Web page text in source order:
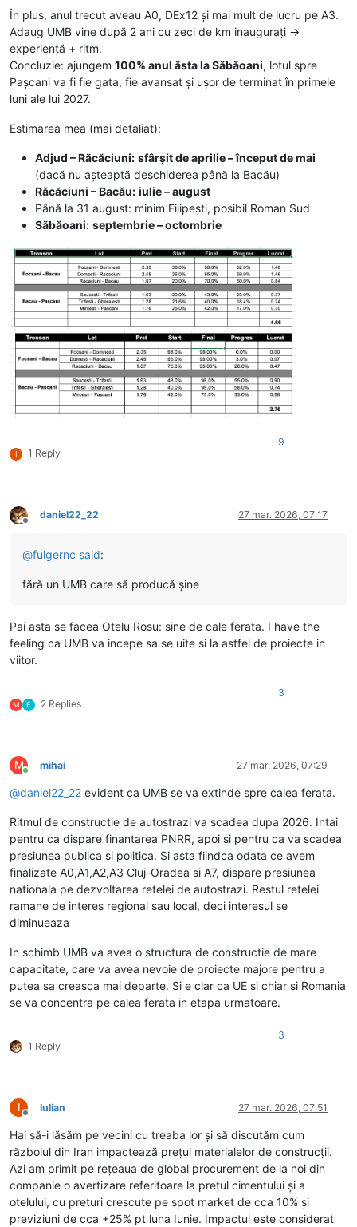
În plus, anul trecut aveau A0, DEx12 și mai mult de lucru pe A3.
Adaug UMB vine după 2 ani cu zeci de km inaugurați →
experiență + ritm.
Concluzie: ajungem 100% anul ăsta la Săbăoani, lotul spre
Pașcani va fi fie gata, fie avansat și ușor de terminat în primele
luni ale lui 2027.
Estimarea mea (mai detaliat):
Adjud – Răcăciuni: sfârșit de aprilie – început de mai
(dacă nu așteaptă deschiderea până la Bacău)
Răcăciuni – Bacău: iulie – august
Până la 31 august: minim Filipești, posibil Roman Sud
Săbăoani: septembrie – octombrie
I 1 Reply
9
Deconectat
daniel22_22 27 mar. 2026, 07:17
@fulgernc said:
fără un UMB care să producă șine
Pai asta se facea Otelu Rosu: sine de cale ferata. I have the
feeling ca UMB va incepe sa se uite si la astfel de proiecte in
viitor.
M F 2 Replies
3
M
Conectat
mihai 27 mar. 2026, 07:29
@daniel22_22 evident ca UMB se va extinde spre calea ferata.
Ritmul de constructie de autostrazi va scadea dupa 2026. Intai
pentru ca dispare finantarea PNRR, apoi si pentru ca va scadea
presiunea publica si politica. Si asta fiindca odata ce avem
finalizate A0,A1,A2,A3 Cluj-Oradea si A7, dispare presiunea
nationala pe dezvoltarea retelei de autostrazi. Restul retelei
ramane de interes regional sau local, deci interesul se
diminueaza
In schimb UMB va avea o structura de constructie de mare
capacitate, care va avea nevoie de proiecte majore pentru a
putea sa creasca mai departe. Si e clar ca UE si chiar si Romania
se va concentra pe calea ferata in etapa urmatoare.
1 Reply
3
I
Deconectat
Iulian 27 mar. 2026, 07:51
Hai să-i lăsăm pe vecini cu treaba lor și să discutăm cum
războiul din Iran impactează prețul materialelor de construcții.
Azi am primit pe rețeaua de global procurement de la noi din
companie o avertizare referitoare la prețul cimentului și a
otelului, cu preturi crescute pe spot market de cca 10% și
previziuni de cca +25% pt luna Iunie. Impactul este considerat